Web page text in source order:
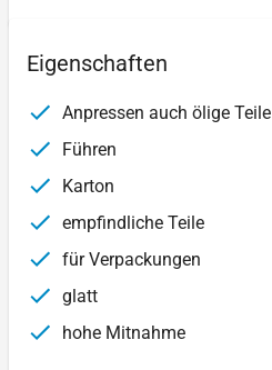
Eigenschaften
Anpressen auch ölige Teile
Führen
Karton
empfindliche Teile
für Verpackungen
glatt
hohe Mitnahme